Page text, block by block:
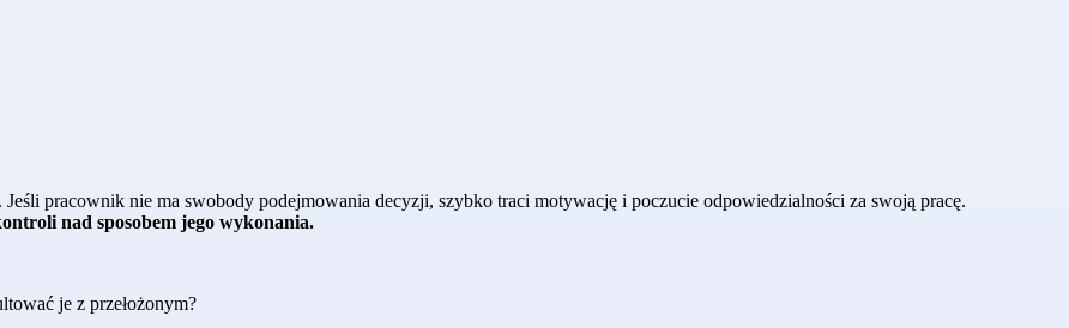
pracownik nie ma swobody podejmowania decyzji, szybko traci motywację i poczucie odpowiedzialności za swoją pracę.
nad sposobem jego wykonania.
je z przełożonym?